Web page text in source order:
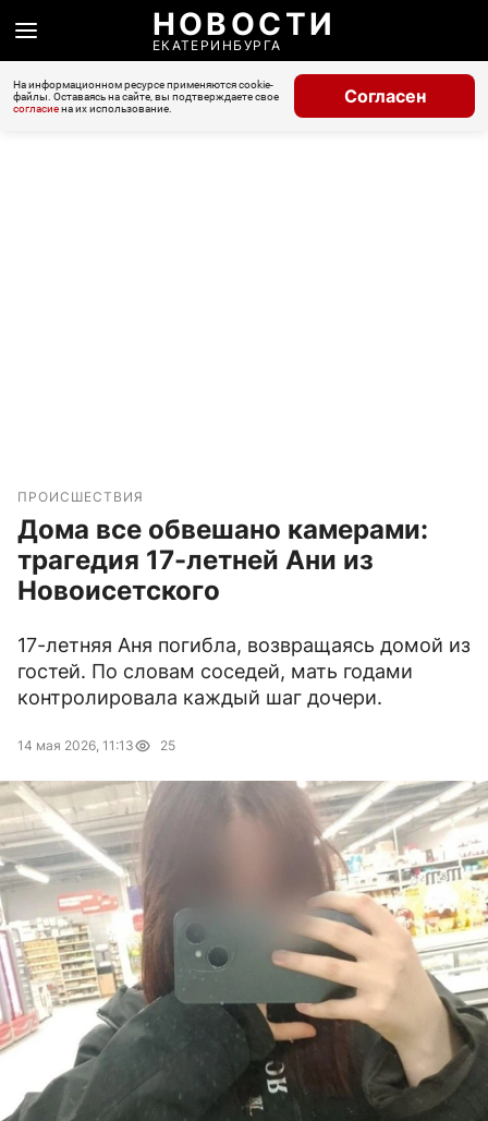
НОВОСТИ
ЕКАТЕРИНБУРГА
На информационном ресурсе применяются cookie-
файлы. Оставаясь на сайте, вы подтверждаете свое
согласиена их использование.
Согласен
ПРОИСШЕСТВИЯ
Дома все обвешано камерами:
трагедия 17-летней Ани из
Новоисетского
17-летняя Аня погибла, возвращаясь домой из
гостей. По словам соседей, мать годами
контролировала каждый шаг дочери.
14 мая 2026, 11:13 25